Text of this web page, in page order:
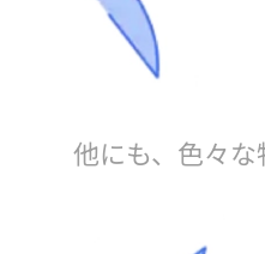
他にも、色々な